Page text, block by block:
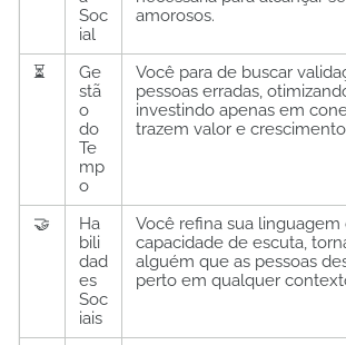
Soc
ial
amorosos.
⏳
Ge
stã
o
do
Te
mp
o
Você para de buscar
pessoas erradas,
investindo apenas em
trazem valor e
🤝
Ha
bili
dad
es
Soc
iais
Você refina sua linguagem
capacidade de escuta,
alguém que as pessoas
perto em qualquer